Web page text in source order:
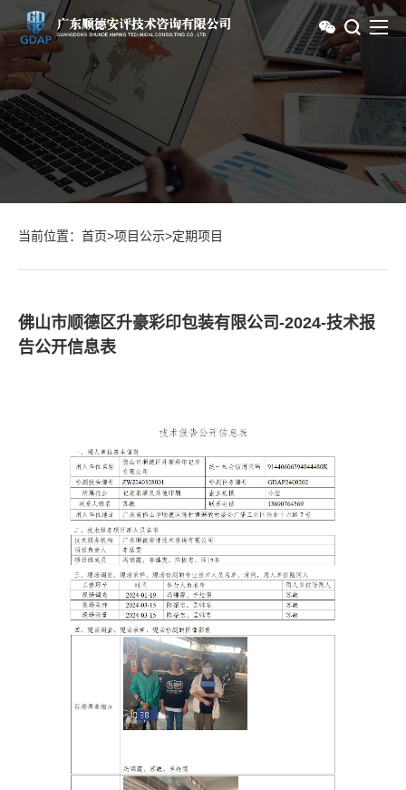
当前位置： 首页>项目公示>定期项目
佛山市顺德区升豪彩印包装有限公司-2024-技术报
告公开信息表